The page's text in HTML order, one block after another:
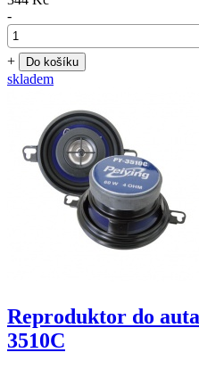
-
+ Do košíku
skladem
Reproduktor do
3510C